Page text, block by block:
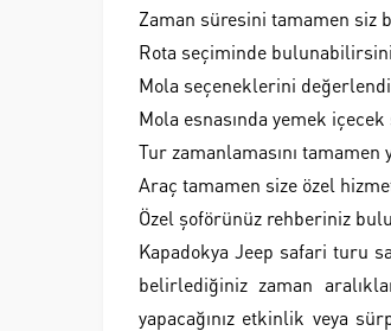
Zaman süresini tamamen siz
Rota seçiminde
Mola seçeneklerini
Mola esnasında yemek
Tur zamanlamasını
Araç tamamen size özel
Özel şoförünüz rehberiniz
Kapadokya Jeep safari turu
belirlediğiniz zaman
yapacağınız etkinlik veya